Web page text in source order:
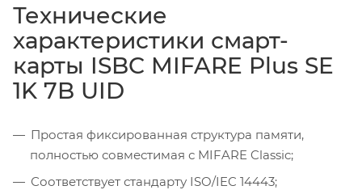
Технические
характеристики смарт-
карты ISBC MIFARE Plus SE
1K 7B UID
Простая фиксированная структура памяти,
полностью совместимая с MIFARE Classic;
Соответствует стандарту ISO/IEC 14443;